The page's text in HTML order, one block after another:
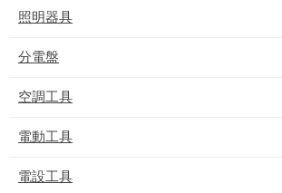
照明器具
分電盤
空調工具
電動工具
電設工具